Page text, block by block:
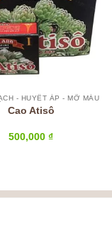
- HUYẾT ÁP - MỠ MÁU
Cao Atisô
500,000 ₫